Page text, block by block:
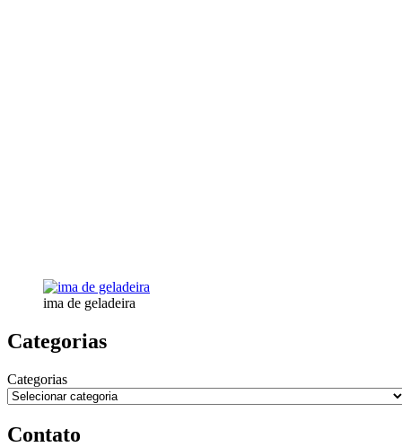
ima de geladeira
Categorias
Categorias
Contato